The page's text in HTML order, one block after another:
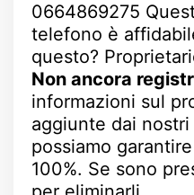
0664869275
telefono è
questo?
Non ancora
informazioni sul
aggiunte dai
possiamo
100%. Se sono